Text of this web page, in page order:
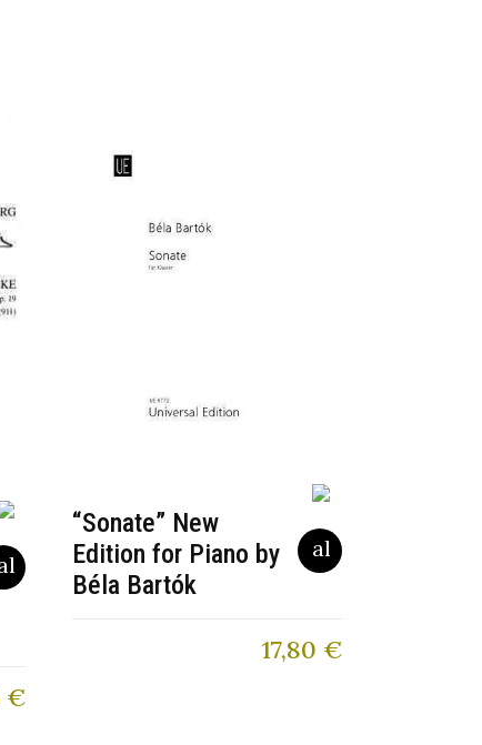
€
“Sonate” New
Edition for Piano by
Béla Bartók
17,80 €